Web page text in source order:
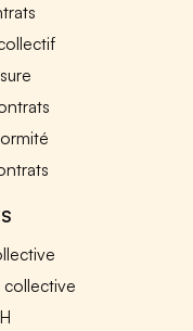
collective